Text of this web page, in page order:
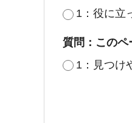
1：役に立
質問：このペ
1：見つけ